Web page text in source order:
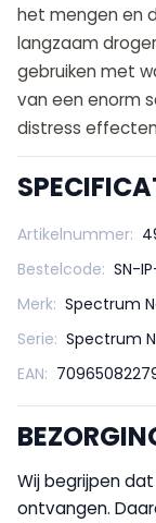
het mengen en
langzaam
gebruiken met
van een enorm
distress
Artikelnummer:
Bestelcode: SN-
Merk: Spectrum
Serie: Spectrum
EAN:
Wij begrijpen
ontvangen.